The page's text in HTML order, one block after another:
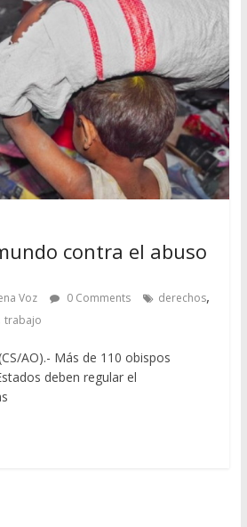
contra el abuso
Voz 0 Comments derechos,
trabajo
AO).- Más de 110 obispos
deben regular el